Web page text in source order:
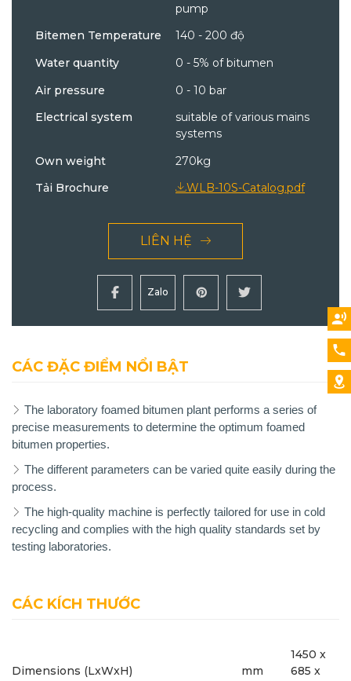
pump
Bitemen Temperature
140 - 200 độ
Water quantity
0 - 5% of bitumen
Air pressure
0 - 10 bar
Electrical system
suitable of various mains
systems
Own weight
270kg
Tải Brochure
WLB-10S-Catalog.pdf
LIÊN HỆ
Zalo
CÁC ĐẶC ĐIỂM NỔI BẬT
The laboratory foamed bitumen plant performs a series of
precise measurements to determine the optimum foamed
bitumen properties.
The different parameters can be varied quite easily during the
process.
The high-quality machine is perfectly tailored for use in cold
recycling and complies with the high quality standards set by
testing laboratories.
CÁC KÍCH THƯỚC
Dimensions (LxWxH) mm
1450 x
685 x